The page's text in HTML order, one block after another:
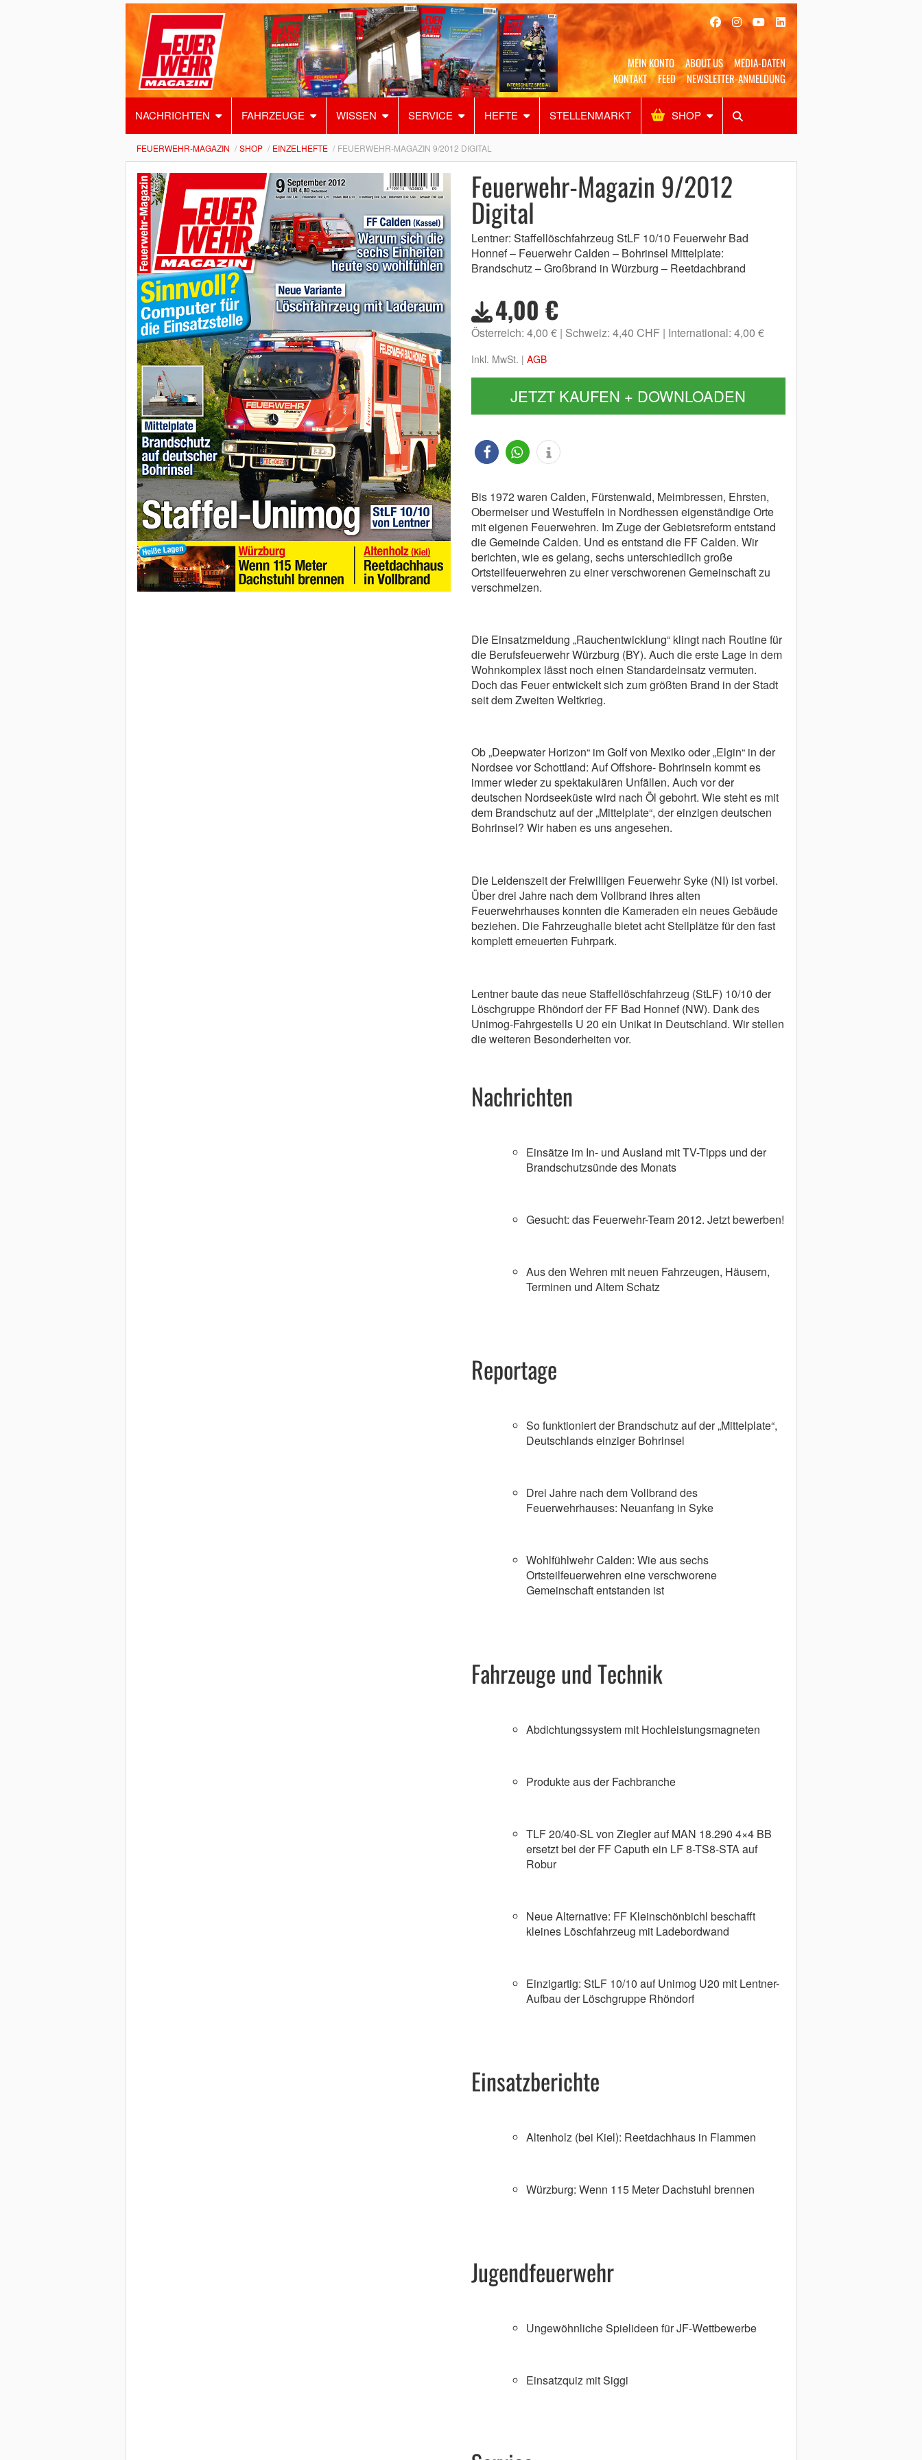
MEIN KONTO ABOUT US
MEDIA-DATEN
KONTAKT
FEED NEWSLETTER-ANMELDUNG
NACHRICHTEN FAHRZEUGE WISSEN SERVICE HEFTE STELLENMARKT SHOP
Alles Shop SUCHEN
FEUERWEHR-MAGAZIN SHOP EINZELHEFTE FEUERWEHR-MAGAZIN 9/2012 DIGITAL
Feuerwehr-Magazin 9/2012
Digital
Lentner: Staffellöschfahrzeug StLF 10/10 Feuerwehr Bad
Honnef – Feuerwehr Calden – Bohrinsel Mittelplate:
Brandschutz – Großbrand in Würzburg – Reetdachbrand
4,00 €
Österreich: 4,00 € Schweiz: 4,40 CHF International: 4,00 €
Inkl. MwSt. | AGB
JETZT KAUFEN + DOWNLOADEN
Bis 1972 waren Calden, Fürstenwald, Meimbressen, Ehrsten,
Obermeiser und Westuffeln in Nordhessen eigenständige Orte
mit eigenen Feuerwehren. Im Zuge der Gebietsreform entstand
die Gemeinde Calden. Und es entstand die FF Calden. Wir
berichten, wie es gelang, sechs unterschiedlich große
Ortsteilfeuerwehren zu einer verschworenen Gemeinschaft zu
verschmelzen.
Die Einsatzmeldung „Rauchentwicklung“ klingt nach Routine für
die Berufsfeuerwehr Würzburg (BY). Auch die erste Lage in dem
Wohnkomplex lässt noch einen Standardeinsatz vermuten.
Doch das Feuer entwickelt sich zum größten Brand in der Stadt
seit dem Zweiten Weltkrieg.
Ob „Deepwater Horizon“ im Golf von Mexiko oder „Elgin“ in der
Nordsee vor Schottland: Auf Offshore- Bohrinseln kommt es
immer wieder zu spektakulären Unfällen. Auch vor der
deutschen Nordseeküste wird nach Öl gebohrt. Wie steht es mit
dem Brandschutz auf der „Mittelplate“, der einzigen deutschen
Bohrinsel? Wir haben es uns angesehen.
Die Leidenszeit der Freiwilligen Feuerwehr Syke (NI) ist vorbei.
Über drei Jahre nach dem Vollbrand ihres alten
Feuerwehrhauses konnten die Kameraden ein neues Gebäude
beziehen. Die Fahrzeughalle bietet acht Stellplätze für den fast
komplett erneuerten Fuhrpark.
Lentner baute das neue Staffellöschfahrzeug (StLF) 10/10 der
Löschgruppe Rhöndorf der FF Bad Honnef (NW). Dank des
Unimog-Fahrgestells U 20 ein Unikat in Deutschland. Wir stellen
die weiteren Besonderheiten vor.
Nachrichten
Einsätze im In- und Ausland mit TV-Tipps und der
Brandschutzsünde des Monats
Gesucht: das Feuerwehr-Team 2012. Jetzt bewerben!
Aus den Wehren mit neuen Fahrzeugen, Häusern,
Terminen und Altem Schatz
Reportage
So funktioniert der Brandschutz auf der „Mittelplate“,
Deutschlands einziger Bohrinsel
Drei Jahre nach dem Vollbrand des
Feuerwehrhauses: Neuanfang in Syke
Wohlfühlwehr Calden: Wie aus sechs
Ortsteilfeuerwehren eine verschworene
Gemeinschaft entstanden ist
Fahrzeuge und Technik
Abdichtungssystem mit Hochleistungsmagneten
Produkte aus der Fachbranche
TLF 20/40-SL von Ziegler auf MAN 18.290 4×4 BB
ersetzt bei der FF Caputh ein LF 8-TS8-STA auf
Robur
Neue Alternative: FF Kleinschönbichl beschafft
kleines Löschfahrzeug mit Ladebordwand
Einzigartig: StLF 10/10 auf Unimog U20 mit Lentner-
Aufbau der Löschgruppe Rhöndorf
Einsatzberichte
Altenholz (bei Kiel): Reetdachhaus in Flammen
Würzburg: Wenn 115 Meter Dachstuhl brennen
Jugendfeuerwehr
Ungewöhnliche Spielideen für JF-Wettbewerbe
Einsatzquiz mit Siggi